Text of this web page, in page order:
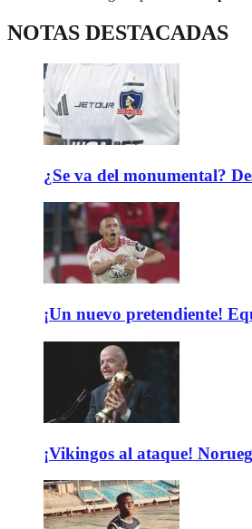
NOTAS DESTACADAS
¿Se va del monumental?
¡Un nuevo pretendiente!
¡Vikingos al ataque!